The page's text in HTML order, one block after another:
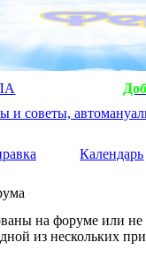
советы,
Календарь
на форуме или не
из нескольких